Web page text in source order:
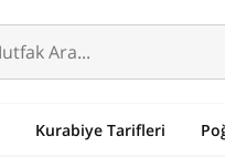
Kurabiye Tarifleri